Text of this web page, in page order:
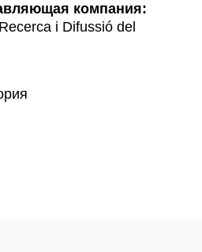
компания:
i Difussió del